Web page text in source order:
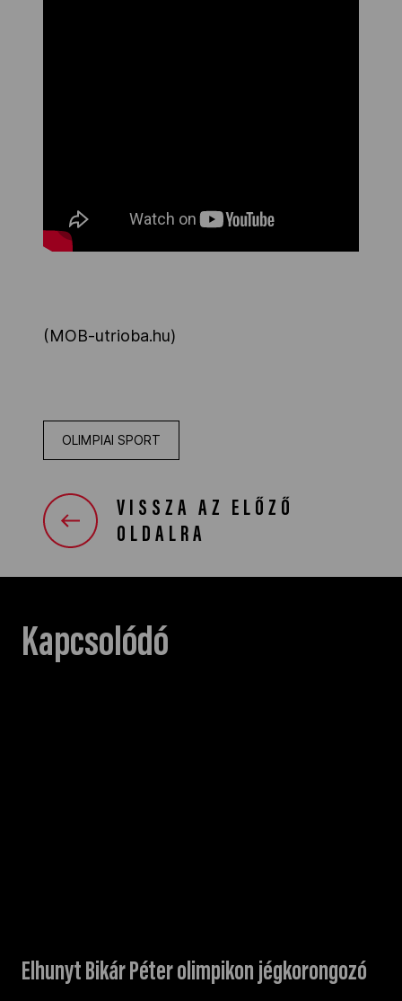
(MOB-utrioba.hu)
OLIMPIAI SPORT
VISSZA AZ ELŐZŐ
OLDALRA
Kapcsolódó
Elhunyt Bikár Péter olimpikon jégkorongozó